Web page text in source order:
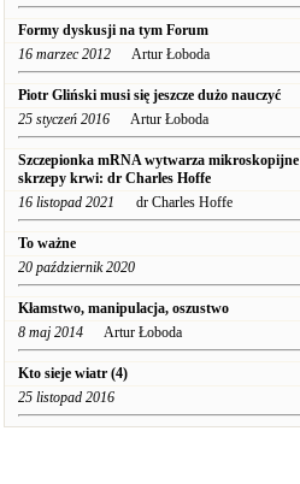
Formy dyskusji na tym Forum
16 marzec 2012 Artur Łoboda
Piotr Gliński musi się jeszcze dużo nauczyć
25 styczeń 2016 Artur Łoboda
Szczepionka mRNA wytwarza mikroskopijne
skrzepy krwi: dr Charles Hoffe
16 listopad 2021 dr Charles Hoffe
To ważne
20 październik 2020
Kłamstwo, manipulacja, oszustwo
8 maj 2014 Artur Łoboda
Kto sieje wiatr (4)
25 listopad 2016